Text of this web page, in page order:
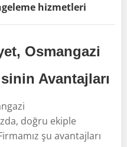
hizmetleri
Osmangazi
Avantajları
doğru ekiple
şu avantajları